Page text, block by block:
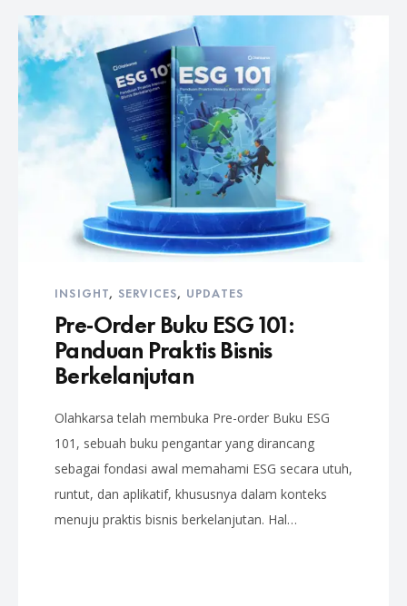
INSIGHT, SERVICES, UPDATES
Pre-Order Buku ESG 101:
Panduan Praktis Bisnis
Berkelanjutan
Olahkarsa telah membuka Pre-order Buku ESG
101, sebuah buku pengantar yang dirancang
sebagai fondasi awal memahami ESG secara utuh,
runtut, dan aplikatif, khususnya dalam konteks
menuju praktis bisnis berkelanjutan. Hal…